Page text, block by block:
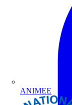
ANIMEE